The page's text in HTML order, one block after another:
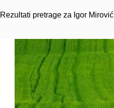
Rezultati pretrage za Igor Mirović